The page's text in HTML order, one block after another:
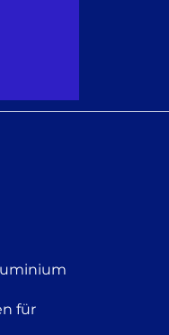
für